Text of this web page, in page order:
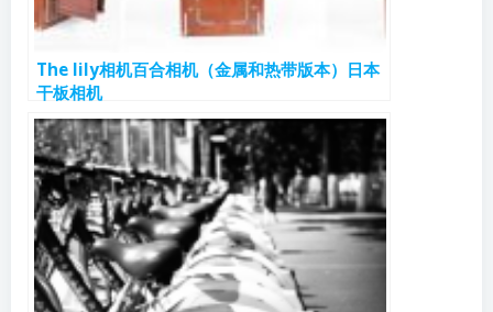
The lily相机百合相机（金属和热带版本）日本
干板相机